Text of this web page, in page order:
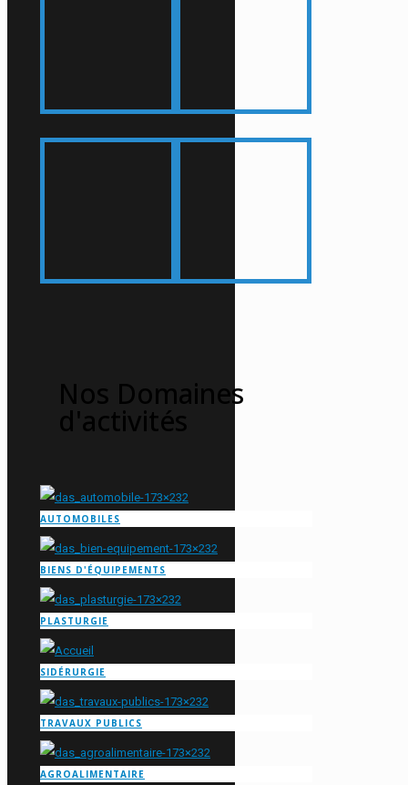
Nos Domaines
d'activités
AUTOMOBILES
BIENS D'ÉQUIPEMENTS
PLASTURGIE
SIDÉRURGIE
TRAVAUX PUBLICS
AGROALIMENTAIRE